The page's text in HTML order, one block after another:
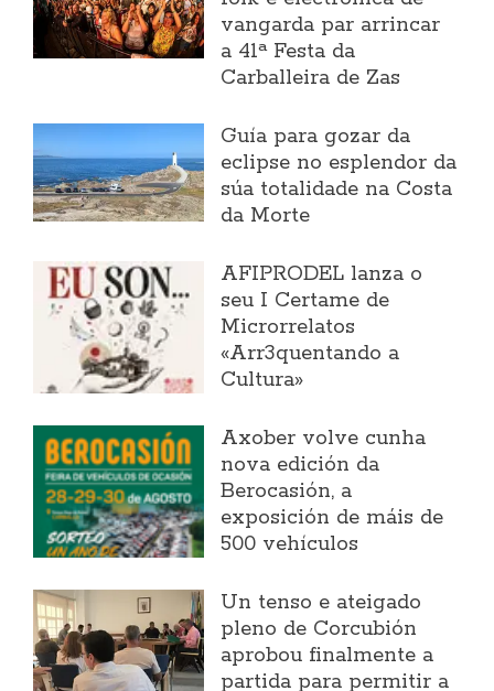
vangarda par arrincar
a 41ª Festa da
Carballeira de Zas
Guía para gozar da
eclipse no esplendor da
súa totalidade na Costa
da Morte
AFIPRODEL lanza o
seu I Certame de
Microrrelatos
«Arr3quentando a
Cultura»
Axober volve cunha
nova edición da
Berocasión, a
exposición de máis de
500 vehículos
Un tenso e ateigado
pleno de Corcubión
aprobou finalmente a
partida para permitir a